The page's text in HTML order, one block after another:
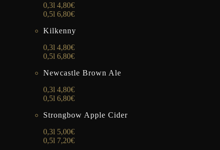
0,3l 4,80€
0,5l 6,80€
Kilkenny
0,3l 4,80€
0,5l 6,80€
Newcastle Brown Ale
0,3l 4,80€
0,5l 6,80€
Strongbow Apple Cider
0,3l 5,00€
0,5l 7,20€